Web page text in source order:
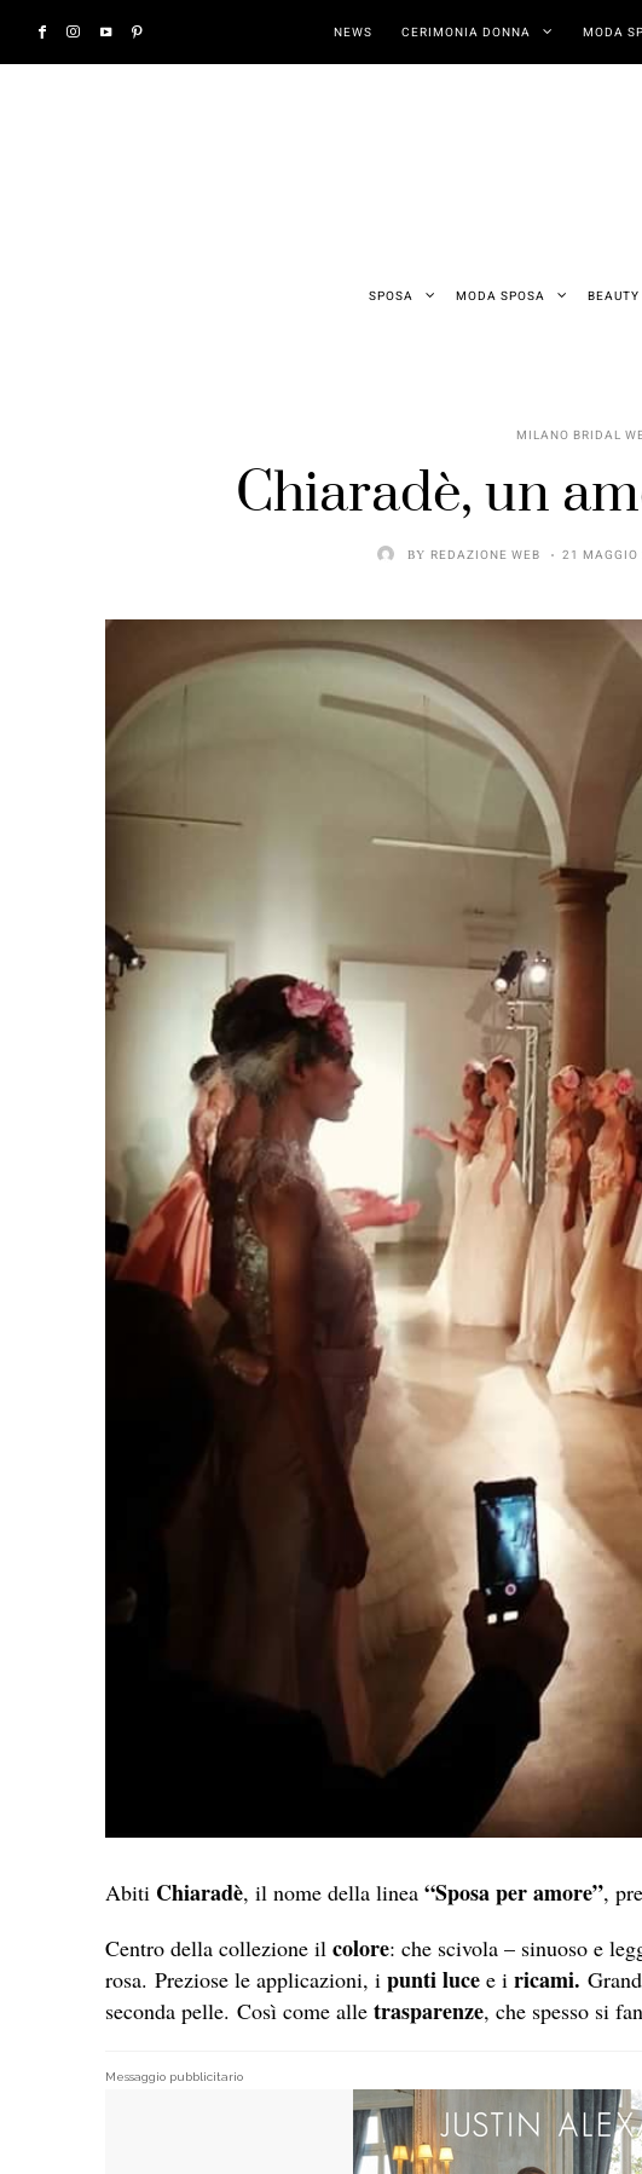
NEWS CERIMONIA DONNA MODA
SPOSA MODA SPOSA BEAUTY
MILANO BRIDAL
Chiaradè, un
BY REDAZIONE WEB 21 MAGGIO
Abiti Chiaradè, il nome della linea “Sposa per amore”,
Centro della collezione il colore: che scivola – sinuoso e
rosa. Preziose le applicazioni, i punti luce e i ricami.
seconda pelle. Così come alle trasparenze, che spesso si
Messaggio pubblicitario